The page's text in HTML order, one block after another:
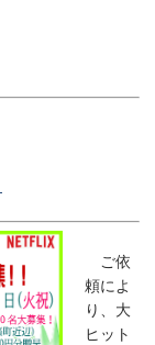
ご依
頼によ
り、大
ヒット